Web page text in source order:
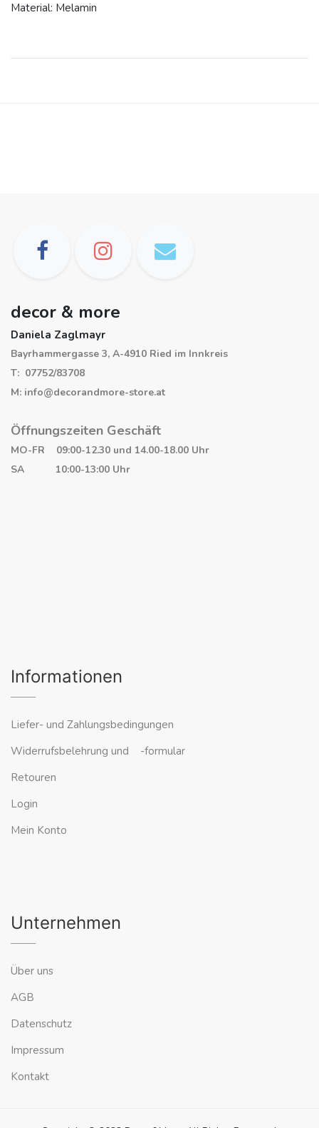
Material: Melamin
decor & more
Daniela Zaglmayr
Bayrhammergasse 3, A-4910 Ried im Innkreis
T: 07752/83708
M: info@decorandmore-store.at
Öffnungszeiten Geschäft
MO-FR 09:00-12.30 und 14.00-18.00 Uhr
SA 10:00-13:00 Uhr
Informationen
Liefer- und Zahlungsbedingungen
Widerrufsbelehrung und -formular
Retouren
Login
Mein Konto
Unternehmen
Über uns
AGB
Datenschutz
Impressum
Kontakt